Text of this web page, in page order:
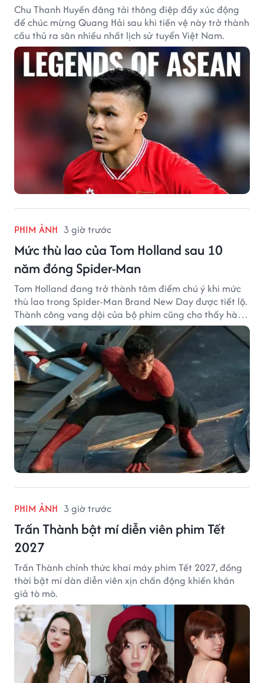
Chu Thanh Huyền đăng tải thông điệp đầy xúc động
để chúc mừng Quang Hải sau khi tiền vệ này trở thành
cầu thủ ra sân nhiều nhất lịch sử tuyển Việt Nam.
PHIM ẢNH 3 giờ trước
Mức thù lao của Tom Holland sau 10
năm đóng Spider-Man
Tom Holland đang trở thành tâm điểm chú ý khi mức
thù lao trong Spider-Man Brand New Day được tiết lộ.
Thành công vang dội của bộ phim cũng cho thấy hành
trình thăng hạng đáng chú ý của nam diễn viên sau
một thập kỷ gắn bó với vai Người Nhện.
PHIM ẢNH 3 giờ trước
Trấn Thành bật mí diễn viên phim Tết
2027
Trấn Thành chính thức khai máy phim Tết 2027, đồng
thời bật mí dàn diễn viên xịn chấn động khiến khán
giả tò mò.